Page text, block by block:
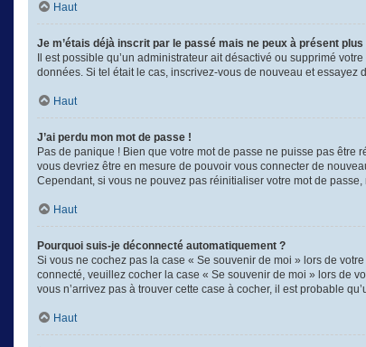
Haut
Je m’étais déjà inscrit par le passé mais ne peux à présent
Il est possible qu’un administrateur ait désactivé ou supprimé
données. Si tel était le cas, inscrivez-vous de nouveau et
Haut
J’ai perdu mon mot de passe !
Pas de panique ! Bien que votre mot de passe ne puisse pas
vous devriez être en mesure de pouvoir vous connecter de
Cependant, si vous ne pouvez pas réinitialiser votre mot de
Haut
Pourquoi suis-je déconnecté automatiquement ?
Si vous ne cochez pas la case « Se souvenir de moi » lors de
connecté, veuillez cocher la case « Se souvenir de moi » lors de
vous n’arrivez pas à trouver cette case à cocher, il est probable
Haut